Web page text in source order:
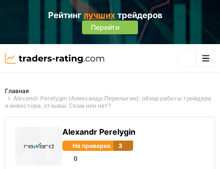
Рейтинглучших трейдеров
Перейти
Главная
Alexandr Perelygin (Александр Перелыгин): обзор работы трейдера
и инвестора, отзывы. Скам или нет?
Alexandr Perelygin
На проверке
3
0